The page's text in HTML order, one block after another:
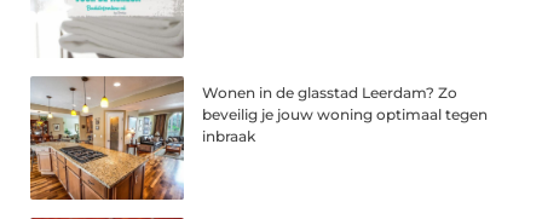
Wonen in de glasstad Leerdam? Zo
beveilig je jouw woning optimaal tegen
inbraak